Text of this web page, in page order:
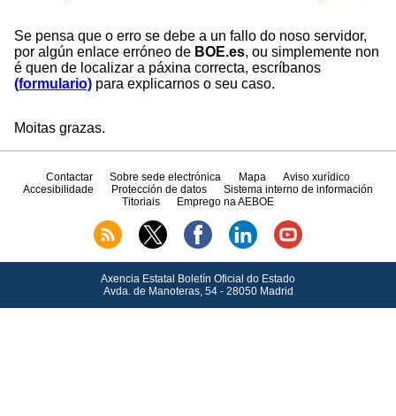
Se pensa que o erro se debe a un fallo do noso servidor,
por algún enlace erróneo de BOE.es, ou simplemente non
é quen de localizar a páxina correcta, escríbanos
(formulario) para explicarnos o seu caso.
Moitas grazas.
Contactar Sobre sede electrónica Mapa
Aviso xurídico
Accesibilidade
Protección de datos
Sistema interno de información
Titoriais
Emprego na AEBOE
Axencia Estatal Boletín Oficial do Estado
Avda.de Manoteras, 54 - 28050 Madrid